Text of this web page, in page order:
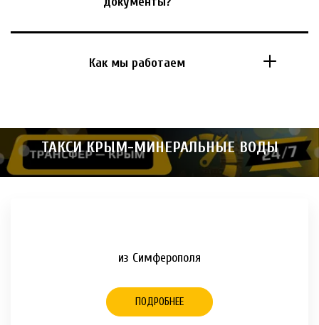
Как мы работаем
ТАКСИ КРЫМ-МИНЕРАЛЬНЫЕ ВОДЫ
из Симферополя
ПОДРОБНЕЕ